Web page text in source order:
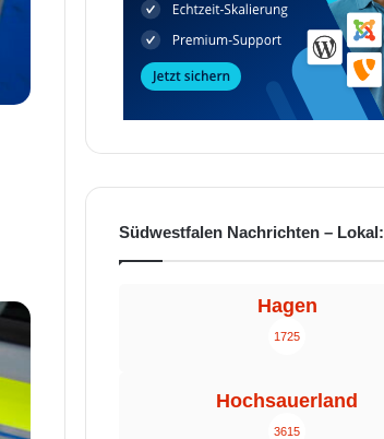
Südwestfalen Nachrichten – Lokal:
Hagen
1725
Hochsauerland
3615